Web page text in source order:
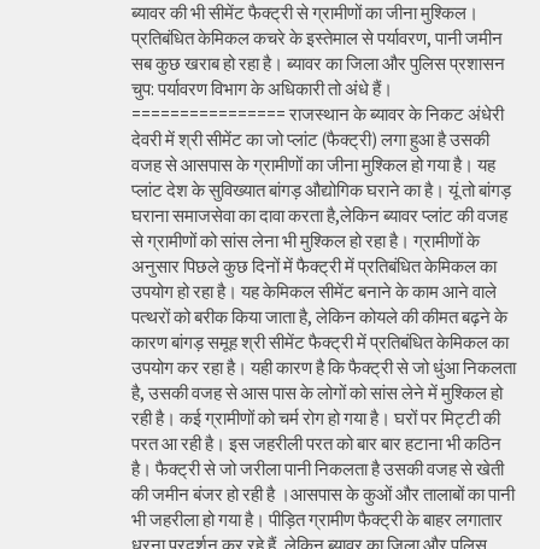
ब्यावर की भी सीमेंट फैक्ट्री से ग्रामीणों का जीना मुश्किल।
प्रतिबंधित केमिकल कचरे के इस्तेमाल से पर्यावरण, पानी जमीन
सब कुछ खराब हो रहा है। ब्यावर का जिला और पुलिस प्रशासन
चुप: पर्यावरण विभाग के अधिकारी तो अंधे हैं।
================ राजस्थान के ब्यावर के निकट अंधेरी
देवरी में श्री सीमेंट का जो प्लांट (फैक्ट्री) लगा हुआ है उसकी
वजह से आसपास के ग्रामीणों का जीना मुश्किल हो गया है। यह
प्लांट देश के सुविख्यात बांगड़ औद्योगिक घराने का है। यूं तो बांगड़
घराना समाजसेवा का दावा करता है,लेकिन ब्यावर प्लांट की वजह
से ग्रामीणों को सांस लेना भी मुश्किल हो रहा है। ग्रामीणों के
अनुसार पिछले कुछ दिनों में फैक्ट्री में प्रतिबंधित केमिकल का
उपयोग हो रहा है। यह केमिकल सीमेंट बनाने के काम आने वाले
पत्थरों को बरीक किया जाता है, लेकिन कोयले की कीमत बढ़ने के
कारण बांगड़ समूह श्री सीमेंट फैक्ट्री में प्रतिबंधित केमिकल का
उपयोग कर रहा है। यही कारण है कि फैक्ट्री से जो धुंआ निकलता
है, उसकी वजह से आस पास के लोगों को सांस लेने में मुश्किल हो
रही है। कई ग्रामीणों को चर्म रोग हो गया है। घरों पर मिट्टी की
परत आ रही है। इस जहरीली परत को बार बार हटाना भी कठिन
है। फैक्ट्री से जो जरीला पानी निकलता है उसकी वजह से खेती
की जमीन बंजर हो रही है ।आसपास के कुओं और तालाबों का पानी
भी जहरीला हो गया है। पीड़ित ग्रामीण फैक्ट्री के बाहर लगातार